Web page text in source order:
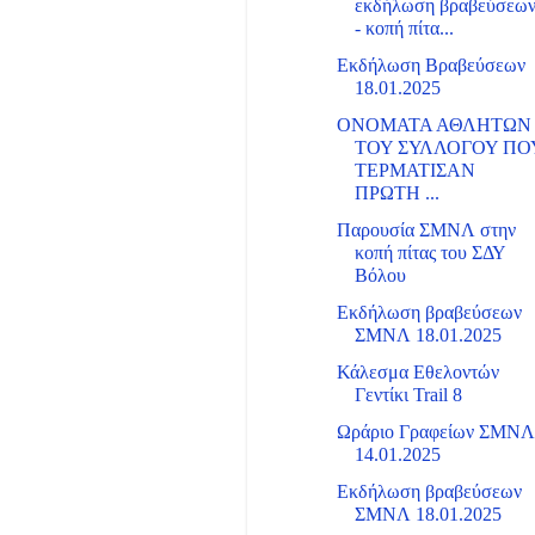
εκδήλωση βραβεύσεων
- κοπή πίτα...
Εκδήλωση Βραβεύσεων
18.01.2025
ΟΝΟΜΑΤΑ ΑΘΛΗΤΩΝ
ΤΟΥ ΣΥΛΛΟΓΟΥ
ΤΕΡΜΑΤΙΣΑΝ
ΠΡΩΤΗ ...
Παρουσία ΣΜΝΛ στην
κοπή πίτας του ΣΔΥ
Βόλου
Εκδήλωση βραβεύσεων
ΣΜΝΛ 18.01.2025
Κάλεσμα Εθελοντών
Γεντίκι Trail 8
Ωράριο Γραφείων ΣΜΝΛ
14.01.2025
Εκδήλωση βραβεύσεων
ΣΜΝΛ 18.01.2025